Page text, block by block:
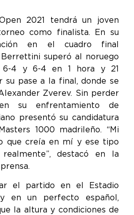
2021 tendrá un joven
como finalista. En su
en el cuadro final
superó al noruego
6-4 y 6-4 en 1 hora y 21
su pase a la final, donde se
Zverev. Sin perder
su enfrentamiento de
presentó su candidatura
1000 madrileño. “Mi
que creía en mí y ese tipo
destacó en la
el partido en el Estadio
y en un perfecto español,
la altura y condiciones de